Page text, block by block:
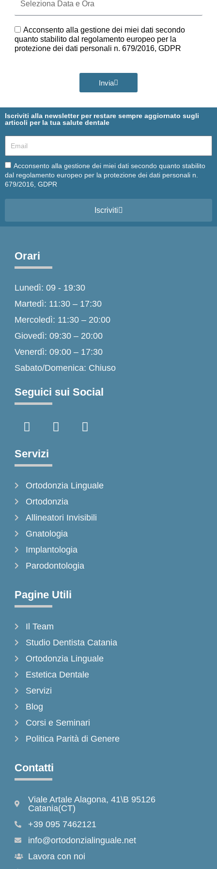
Data
e
GDPR
Acconsento alla gestione dei miei dati secondo
quanto stabilito dal regolamento europeo per la
protezione dei dati personali n. 679/2016, GDPR
Invia
Iscriviti alla newsletter per restare sempre aggiornato sugli
articoli per la tua salute dentale
Email
Email
Acconsento alla gestione dei miei dati secondo quanto stabilito
dal regolamento europeo per la protezione dei dati personali n.
679/2016, GDPR
Iscriviti
Orari
Lunedì: 09 - 19:30
Martedì: 11:30 – 17:30
Mercoledì: 11:30 – 20:00
Giovedì: 09:30 – 20:00
Venerdì: 09:00 – 17:30
Sabato/Domenica: Chiuso
Seguici sui Social
a
e
b
o
k
-
f
n
r
a
m
i
Servizi
Ortodonzia Linguale
Ortodonzia
Allineatori Invisibili
Gnatologia
Implantologia
Parodontologia
Pagine Utili
Il Team
Studio Dentista Catania
Ortodonzia Linguale
Estetica Dentale
Servizi
Blog
Corsi e Seminari
Politica Parità di Genere
Contatti
Viale Artale Alagona, 41\B 95126
Catania(CT)
+39 095 7462121
info@ortodonzialinguale.net
Lavora con noi